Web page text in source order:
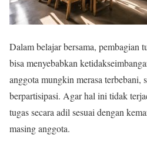
Dalam belajar bersama, pembagian
bisa menyebabkan
anggota mungkin merasa terbebani,
berpartisipasi. Agar hal ini tidak
tugas secara adil sesuai dengan
masing anggota.